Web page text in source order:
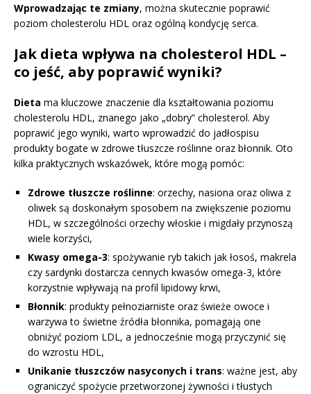
Wprowadzając te zmiany, można skutecznie poprawić
poziom cholesterolu HDL oraz ogólną kondycję serca.
Jak dieta wpływa na cholesterol HDL –
co jeść, aby poprawić wyniki?
Dieta ma kluczowe znaczenie dla kształtowania poziomu
cholesterolu HDL, znanego jako „dobry” cholesterol. Aby
poprawić jego wyniki, warto wprowadzić do jadłospisu
produkty bogate w zdrowe tłuszcze roślinne oraz błonnik. Oto
kilka praktycznych wskazówek, które mogą pomóc:
Zdrowe tłuszcze roślinne: orzechy, nasiona oraz oliwa z
oliwek są doskonałym sposobem na zwiększenie poziomu
HDL, w szczególności orzechy włoskie i migdały przynoszą
wiele korzyści,
Kwasy omega-3: spożywanie ryb takich jak łosoś, makrela
czy sardynki dostarcza cennych kwasów omega-3, które
korzystnie wpływają na profil lipidowy krwi,
Błonnik: produkty pełnoziarniste oraz świeże owoce i
warzywa to świetne źródła błonnika, pomagają one
obniżyć poziom LDL, a jednocześnie mogą przyczynić się
do wzrostu HDL,
Unikanie tłuszczów nasyconych i trans: ważne jest, aby
ograniczyć spożycie przetworzonej żywności i tłustych